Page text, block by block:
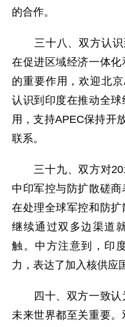
的合作。
三十八、双方认识
在促进区域经济一体
的重要作用，欢迎北
认识到印度在推动全
用，支持APEC保持开
联系。
三十九、双方对
中印军控与防扩散磋
在处理全球军控和防
继续通过双多边渠道
触。中方注意到，印
力，表达了加入核供应
四十、双方一致认
未来世界都至关重要